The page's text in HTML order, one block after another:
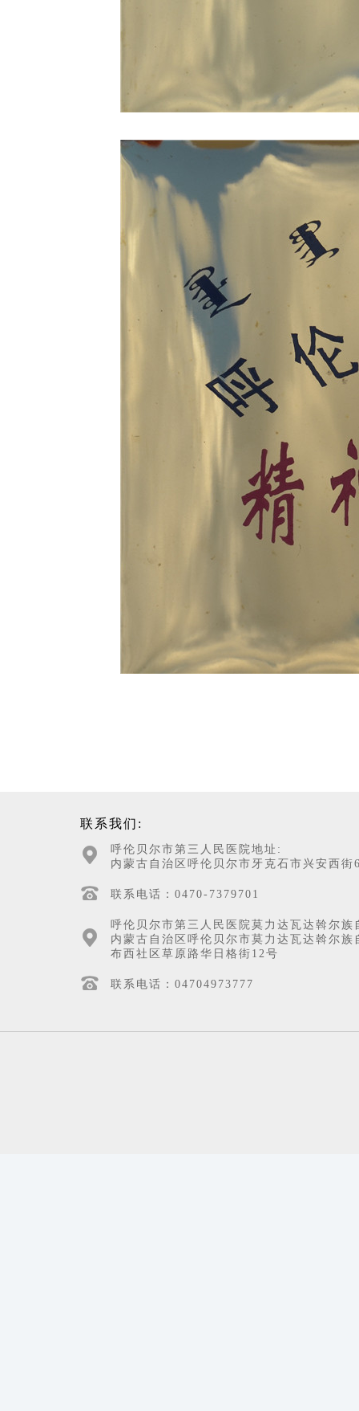
联系我们:
呼伦贝尔市第三人民医院地址:
内蒙古自治区呼伦贝尔市牙克石市兴安西街
联系电话：0470-7379701
呼伦贝尔市第三人民医院莫力达瓦达斡尔
内蒙古自治区呼伦贝尔市莫力达瓦达斡尔族
布西社区草原路华日格街12号
联系电话：04704973777